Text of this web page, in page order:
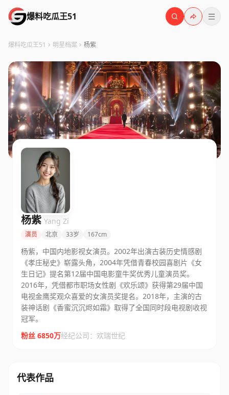
爆料吃瓜王51
爆料吃瓜王51 明星档案 杨紫
杨紫 Yang Zi
演员 北京 33岁 167cm
杨紫，中国内地影视女演员。2002年出演古装历史情感剧
《孝庄秘史》崭露头角，2004年凭借青春校园喜剧片《女
生日记》提名第12届中国电影童牛奖优秀儿童演员奖。
2016年，凭借都市职场女性剧《欢乐颂》获得第29届中国
电视金鹰奖观众喜爱的女演员奖提名。2018年，主演的古
装神话剧《香蜜沉沉烬如霜》取得了全国同时段电视剧收视
冠军。
粉丝 6850万经纪公司：欢瑞世纪
代表作品